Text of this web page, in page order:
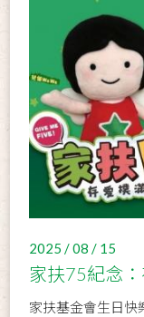
2025 / 08 / 15
家扶75紀念：
家扶基金會生日快